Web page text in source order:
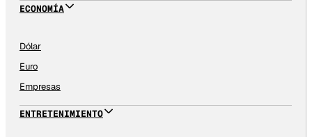
ECONOMÍA
Dólar
Euro
Empresas
ENTRETENIMIENTO